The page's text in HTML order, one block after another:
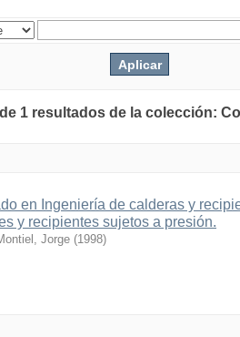
1 resultados de la colección:
en Ingeniería de calderas y
y recipientes sujetos a presión.
Jorge (1998)